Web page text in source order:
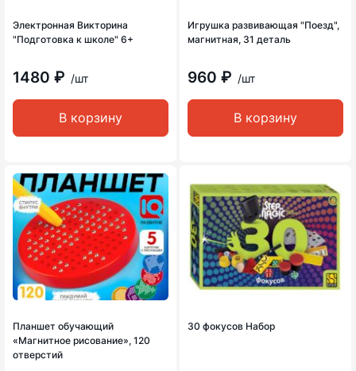
Электронная Викторина
"Подготовка к школе" 6+
1480 ₽ /шт
В корзину
Игрушка развивающая "Поезд",
магнитная, 31 деталь
960 ₽ /шт
В корзину
Планшет обучающий
«Магнитное рисование», 120
отверстий
30 фокусов Набор